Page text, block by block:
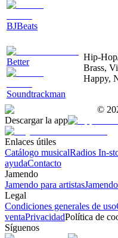
BJBeats
Better
Soundtrackman
Hip-
Brass,
Happy,
©
Descargar la app
Enlaces útiles
Catálogo musicalRadios In-
ayudaContacto
Jamendo
Jamendo para artistas
Legal
Condiciones generales de uso
ventaPrivacidadPolítica de
Síguenos